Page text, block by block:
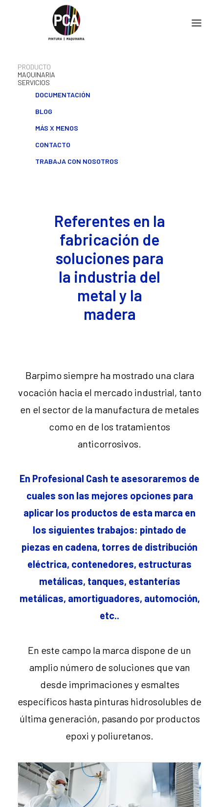
PRODUCTO
MAQUINARIA
SERVICIOS
DOCUMENTACIÓN
BLOG
MÁS X MENOS
CONTACTO
TRABAJA CON NOSOTROS
Referentes en la
fabricación de
soluciones para
la industria del
metal y la
madera
Barpimo siempre ha mostrado una clara
vocación hacia el mercado industrial, tanto
en el sector de la manufactura de metales
como en de los tratamientos
anticorrosivos.
En Profesional Cash te asesoraremos de
cuales son las mejores opciones para
aplicar los productos de esta marca en
los siguientes trabajos: pintado de
piezas en cadena, torres de distribución
eléctrica, contenedores, estructuras
metálicas, tanques, estanterías
metálicas, amortiguadores, automoción,
etc..
En este campo la marca dispone de un
amplio número de soluciones que van
desde imprimaciones y esmaltes
específicos hasta pinturas hidrosolubles de
última generación, pasando por productos
epoxi y poliuretanos.